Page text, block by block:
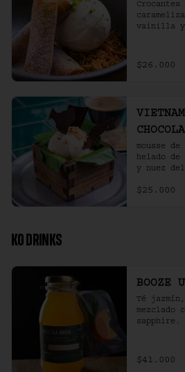
Crocantes
vainilla y
$26.000
mousse
helado
y nuez
$25.000
KO DRINKS
Té
mezclado
sapphire.
con hielo
$41.000